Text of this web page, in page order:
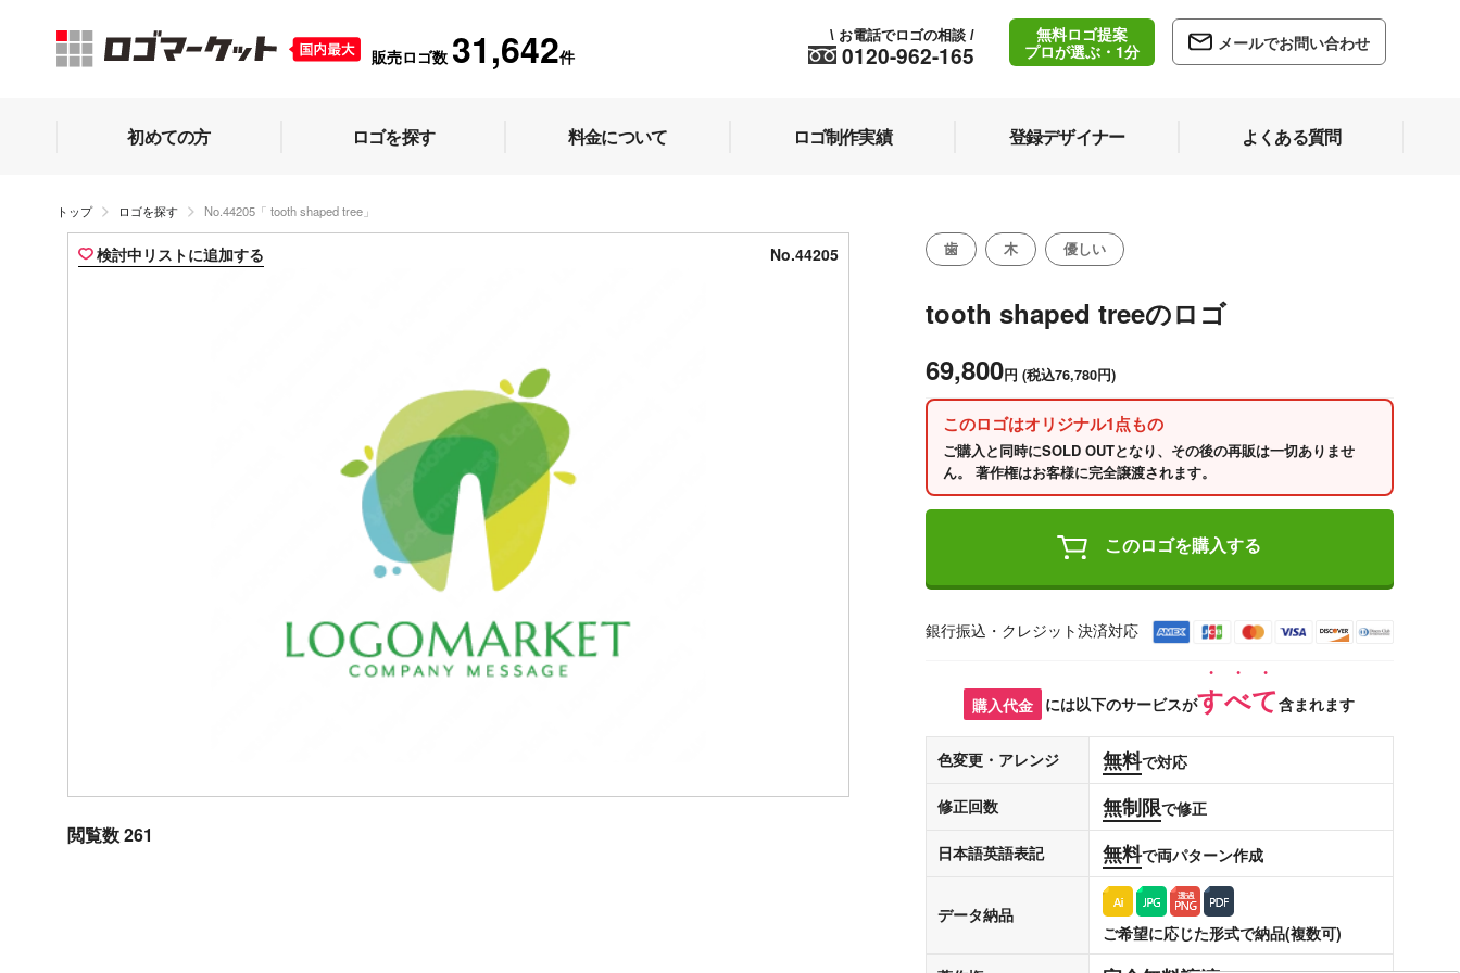
販売ロゴ数 31,642件 0120-962-165
\ お電話でロゴの相談 /
無料ロゴ提案
プロが選ぶ・1分
メールでお問い合わせ
初めての方 ロゴを探す 料金について ロゴ制作実績 登録デザイナー よくある質問
トップ ロゴを探す No.44205「 tooth shaped tree」
検討中リストに追加する No.44205
閲覧数 261
歯 木 優しい
tooth shaped treeのロゴ
69,800円 (税込76,780円)
このロゴはオリジナル1点もの
ご購入と同時にSOLD OUTとなり、その後の再販は一切ありませ
ん。 著作権はお客様に完全譲渡されます。
このロゴを購入する
銀行振込・クレジット決済対応
購入代金 には以下のサービスがすべて含まれます
色変更・アレンジ 無料で対応
修正回数 無制限で修正
日本語英語表記 無料で両パターン作成
データ納品
ご希望に応じた形式で納品(複数可)